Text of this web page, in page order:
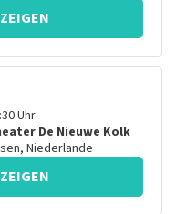
Uhr
De Nieuwe Kolk
, Niederlande